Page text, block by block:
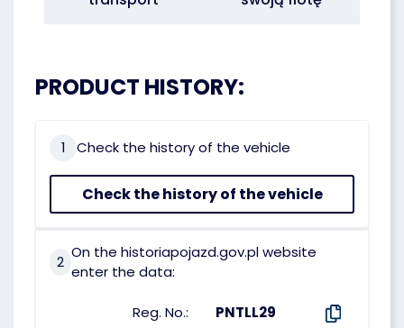
PRODUCT HISTORY:
1 Check the history of the vehicle
Check the history of the vehicle
2
On the historiapojazd.gov.pl website
enter the data:
Reg. No.:
PNTLL29